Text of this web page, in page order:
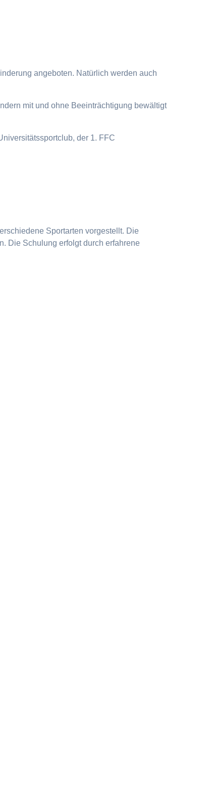
angeboten. Natürlich werden auch
mit und ohne Beeinträchtigung bewältigt
der 1. FFC
Sportarten vorgestellt. Die
Die Schulung erfolgt durch erfahrene